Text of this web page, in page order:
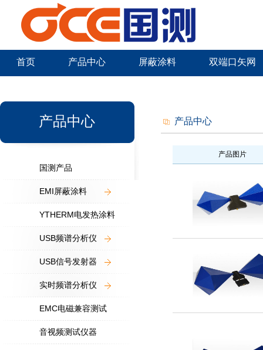
首页 产品中心 屏蔽涂料 双端口矢网
产品中心
国测产品
EMI屏蔽涂料
YTHERM电发热涂料
USB频谱分析仪
USB信号发射器
实时频谱分析仪
EMC电磁兼容测试
音视频测试仪器
产品中心
产品图片